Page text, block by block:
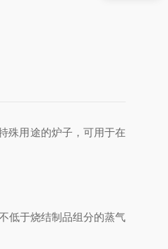
殊用途的炉子，可用于在
低于烧结制品组分的蒸气